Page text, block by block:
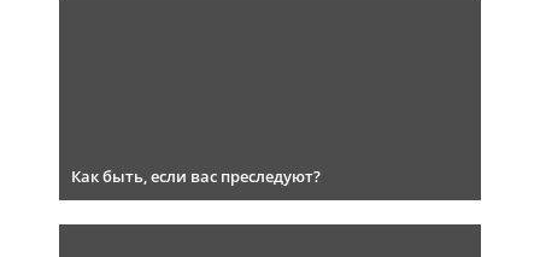
Как быть, если вас преследуют?